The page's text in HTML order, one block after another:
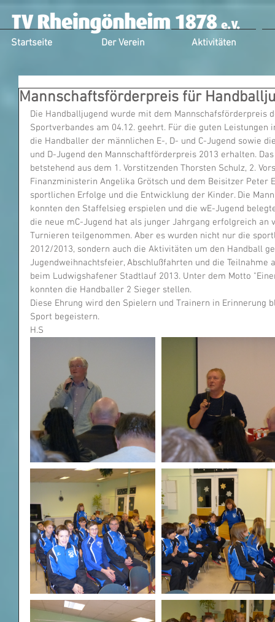
Startseite Der Verein Aktivitäten
Mannschaftsförderpreis für
Die Handballjugend wurde mit dem Mannschafsförderpreis
Sportverbandes am 04.12. geehrt. Für die guten
die Handballer der männlichen E-, D- und C-Jugend sowie
und D-Jugend den Mannschaftförderpreis 2013 erhalten.
betstehend aus dem 1. Vorstitzenden Thorsten Schulz, 2.
Finanzministerin Angelika Grötsch und dem Beisitzer
sportlichen Erfolge und die Entwicklung der Kinder. Die
konnten den Staffelsieg erspielen und die wE-Jugend
die neue mC-Jugend hat als junger Jahrgang erfolgreich
Turnieren teilgenommen. Aber es wurden nicht nur die
2012/2013, sondern auch die Aktivitäten um den Handball
Jugendweihnachtsfeier, Abschlußfahrten und die
beim Ludwigshafener Stadtlauf 2013. Unter dem Motto
konnten die Handballer 2 Sieger stellen.
Diese Ehrung wird den Spielern und Trainern in
Sport begeistern.
H.S